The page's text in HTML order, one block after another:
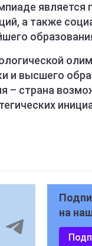
является
а также
и высшего
– страна
на